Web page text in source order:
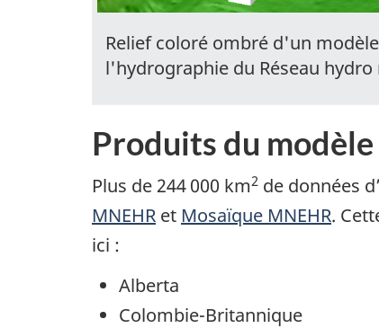
Relief coloré ombré d'un
l'hydrographie du Réseau
Produits du
Plus de 244 000 km2 de données
MNEHR et Mosaïque MNEHR.
ici :
Alberta
Colombie-Britannique